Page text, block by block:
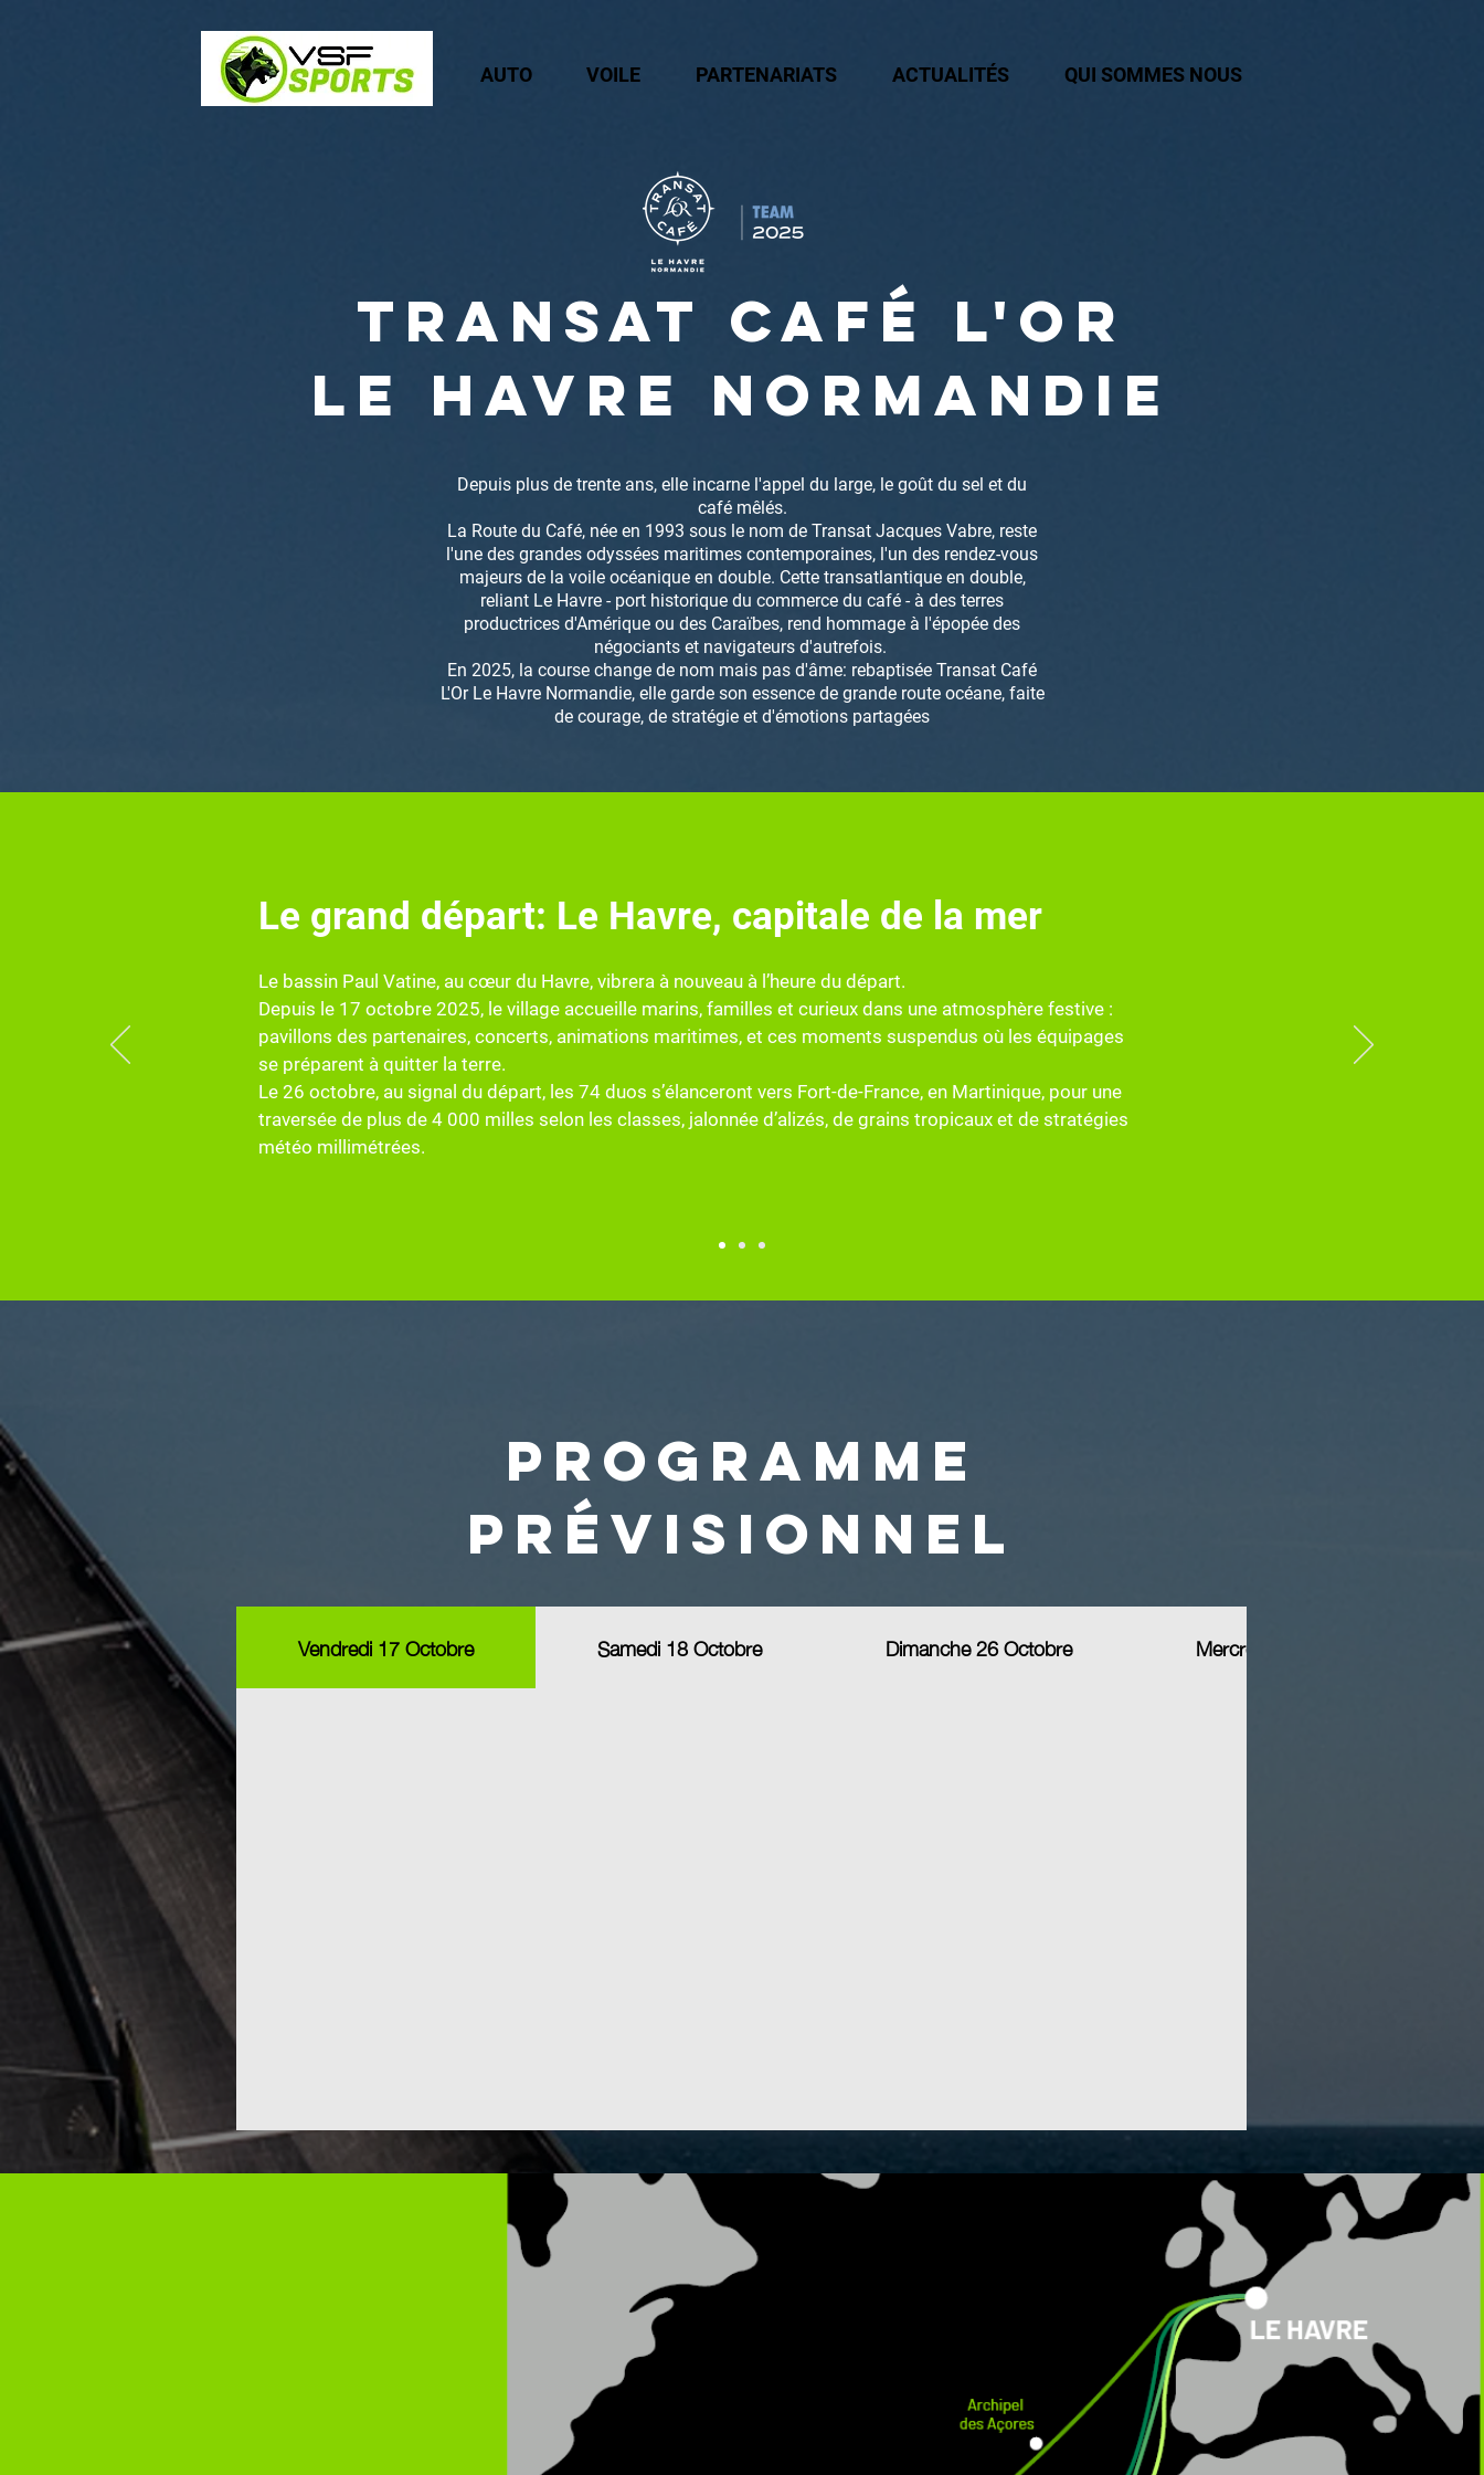
QUI SOMMES NOUS
ACTUALITÉS
PARTENARIATS
VOILE
AUTO
transat café l'or
le havre normandie
Depuis plus de trente ans, elle incarne l'appel du large, le goût du sel et du
café mêlés.
La Route du Café, née en 1993 sous le nom de Transat Jacques Vabre, reste
l'une des grandes odyssées maritimes contemporaines, l'un des rendez-vous
majeurs de la voile océanique en double. Cette transatlantique en double,
reliant Le Havre - port historique du commerce du café - à des terres
productrices d'Amérique ou des Caraïbes, rend hommage à l'épopée des
négociants et navigateurs d'autrefois.
En 2025, la course change de nom mais pas d'âme: rebaptisée Transat Café
L'Or Le Havre Normandie, elle garde son essence de grande route océane, faite
de courage, de stratégie et d'émotions partagées
Le grand départ: Le Havre, capitale de la mer
Le bassin Paul Vatine, au cœur du Havre, vibrera à nouveau à l’heure du départ.
Depuis le 17 octobre 2025, le village accueille marins, familles et curieux dans une atmosphère festive :
pavillons des partenaires, concerts, animations maritimes, et ces moments suspendus où les équipages
se préparent à quitter la terre.
Le 26 octobre, au signal du départ, les 74 duos s’élanceront vers Fort-de-France, en Martinique, pour une
traversée de plus de 4 000 milles selon les classes, jalonnée d’alizés, de grains tropicaux et de stratégies
météo millimétrées.
Programme
prévisionnel
Vendredi 17 Octobre Samedi 18 Octobre Dimanche 26 Octobre Mercredi 29 Octobre